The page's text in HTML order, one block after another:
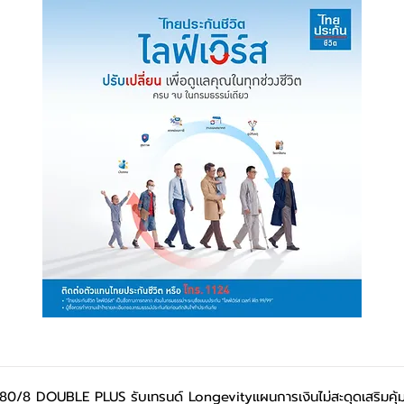
8 DOUBLE PLUS รับเทรนด์ Longevityแผนการเงินไม่สะดุดเสริม